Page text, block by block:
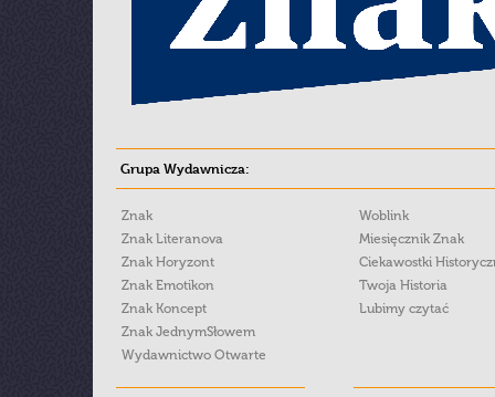
Grupa Wydawnicza:
Znak
Znak Literanova
Znak Horyzont
Znak Emotikon
Znak Koncept
Znak JednymSłowem
Wydawnictwo Otwarte
Woblink
Miesięcznik Znak
Ciekawostki
Twoja Historia
Lubimy czytać